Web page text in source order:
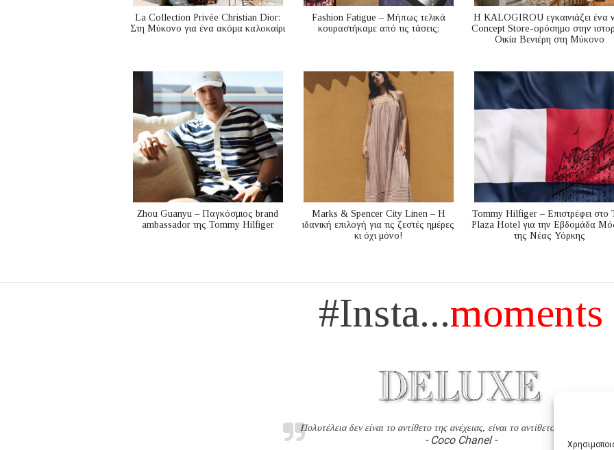
La Collection Privée Christian Dior:
Στη Μύκονο για ένα ακόμα καλοκαίρι
Fashion Fatigue – Μήπως τελικά
κουραστήκαμε από τις τάσεις;
Η KALOGIROU εγκαινιάζει ένα
Concept Store-ορόσημο στην
Οικία Βενιέρη στη Μύκονο
Zhou Guanyu – Παγκόσμιος brand
ambassador της Tommy Hilfiger
Marks & Spencer City Linen – Η
ιδανική επιλογή για τις ζεστές ημέρες
κι όχι μόνο!
Tommy Hilfiger – Επιστρέφει στο
Plaza Hotel για την Εβδομάδα
της Νέας Υόρκης
#Insta...moments
Πολυτέλεια δεν είναι το αντίθετο της ανέχειας, είναι το αντίθετο της
- Coco Chanel -